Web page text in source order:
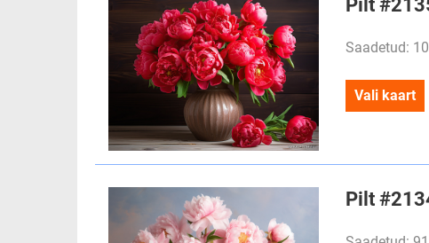
Pilt
Saadetud:
Vali kaart
Pilt